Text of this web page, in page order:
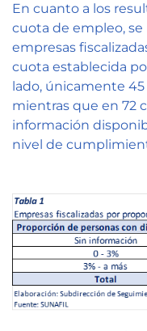
En cuanto a los
cuota de empleo, se
empresas
cuota establecida
lado, únicamente
mientras que en 72
información
nivel de